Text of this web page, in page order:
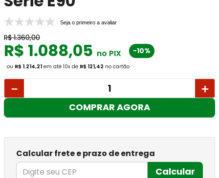
Seja o primeiro a avaliar
R$ 1.360,00
R$ 1.088,05 no PIX -10%
ou R$ 1.214,21 em até 10x de R$ 121,42 no cartão
＋
－
COMPRAR AGORA
Calcular frete e prazo de entrega
Calcular